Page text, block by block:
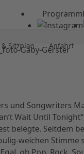
& Sitzplan Anfahrt
und Songwriters
Wait Until
belegte. Seitdem
weichen Stimme